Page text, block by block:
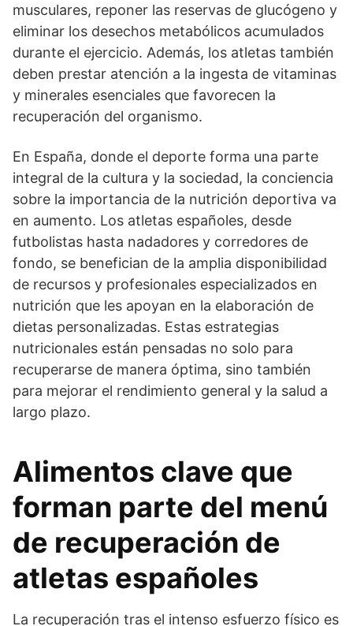
musculares, reponer las reservas de glucógeno y
eliminar los desechos metabólicos acumulados
durante el ejercicio. Además, los atletas también
deben prestar atención a la ingesta de vitaminas
y minerales esenciales que favorecen la
recuperación del organismo.
En España, donde el deporte forma una parte
integral de la cultura y la sociedad, la conciencia
sobre la importancia de la nutrición deportiva va
en aumento. Los atletas españoles, desde
futbolistas hasta nadadores y corredores de
fondo, se benefician de la amplia disponibilidad
de recursos y profesionales especializados en
nutrición que les apoyan en la elaboración de
dietas personalizadas. Estas estrategias
nutricionales están pensadas no solo para
recuperarse de manera óptima, sino también
para mejorar el rendimiento general y la salud a
largo plazo.
Alimentos clave que
forman parte del menú
de recuperación de
atletas españoles
La recuperación tras el intenso esfuerzo físico es